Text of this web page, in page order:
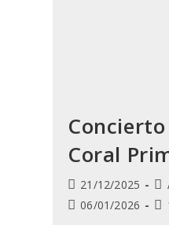
Coral
Publicación
de
21/12/2025
de
Última
06/01/2026